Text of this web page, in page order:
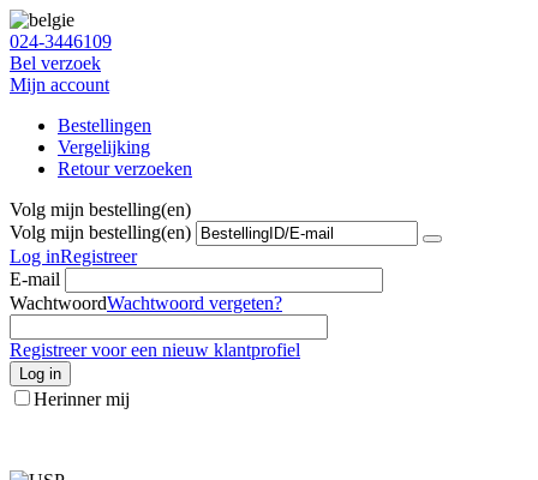
024-3446109
Bel verzoek
Mijn account
Bestellingen
Vergelijking
Retour verzoeken
Volg mijn bestelling(en)
Volg mijn bestelling(en)
Log inRegistreer
E-mail
WachtwoordWachtwoord vergeten?
Registreer voor een nieuw klantprofiel
Log in
Herinner mij